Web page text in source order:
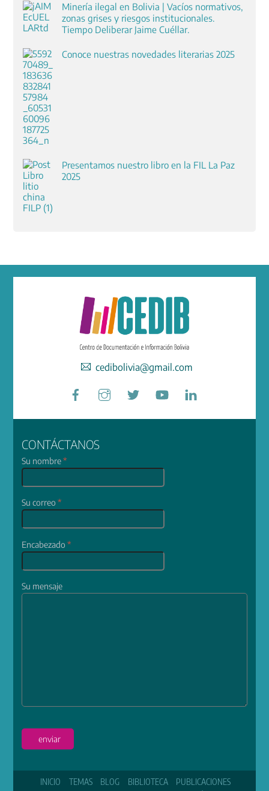
Minería ilegal en Bolivia | Vacíos normativos,
zonas grises y riesgos institucionales.
Tiempo Deliberar Jaime Cuéllar.
Conoce nuestras novedades literarias 2025
Presentamos nuestro libro en la FIL La Paz
2025
cedibolivia@gmail.com
Facebook
CONTÁCTANOS
Su nombre*
Su correo*
Encabezado*
Su mensaje
enviar
INICIO TEMAS BLOG BIBLIOTECA
PUBLICACIONES